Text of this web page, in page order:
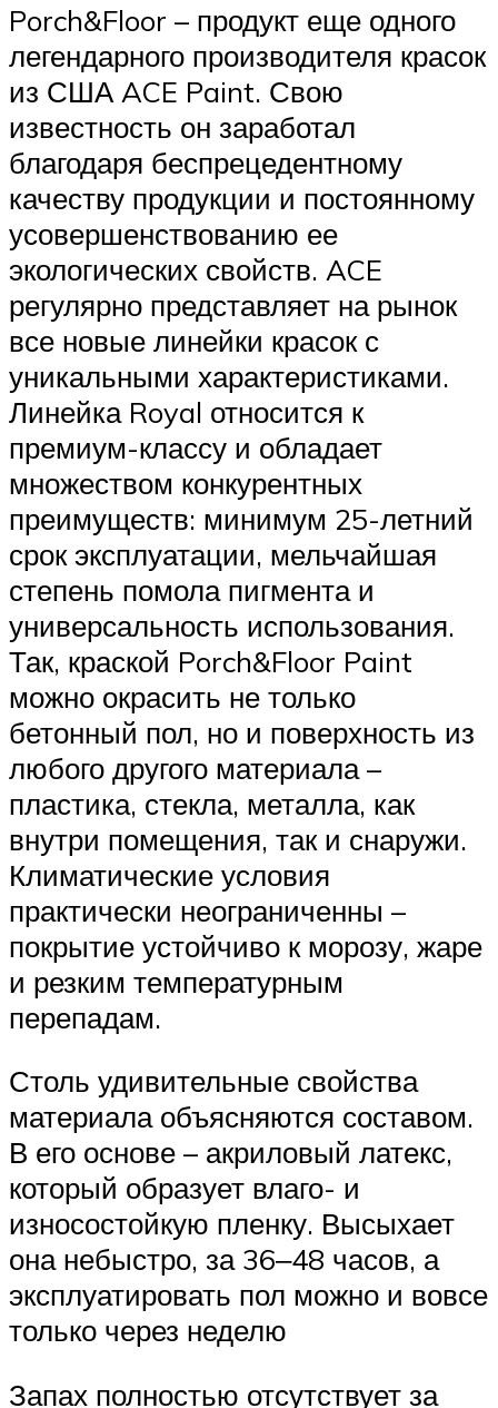
Porch&Floor – продукт еще одного
легендарного производителя красок
из США ACE Paint. Свою
известность он заработал
благодаря беспрецедентному
качеству продукции и постоянному
усовершенствованию ее
экологических свойств. ACE
регулярно представляет на рынок
все новые линейки красок с
уникальными характеристиками.
Линейка Royal относится к
премиум-классу и обладает
множеством конкурентных
преимуществ: минимум 25-летний
срок эксплуатации, мельчайшая
степень помола пигмента и
универсальность использования.
Так, краской Porch&Floor Paint
можно окрасить не только
бетонный пол, но и поверхность из
любого другого материала –
пластика, стекла, металла, как
внутри помещения, так и снаружи.
Климатические условия
практически неограниченны –
покрытие устойчиво к морозу, жаре
и резким температурным
перепадам.
Столь удивительные свойства
материала объясняются составом.
В его основе – акриловый латекс,
который образует влаго- и
износостойкую пленку. Высыхает
она небыстро, за 36‒48 часов, а
эксплуатировать пол можно и вовсе
только через неделю
Запах полностью отсутствует за